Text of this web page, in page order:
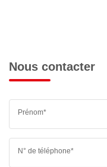
Nous contacter
Prénom*
N° de téléphone*